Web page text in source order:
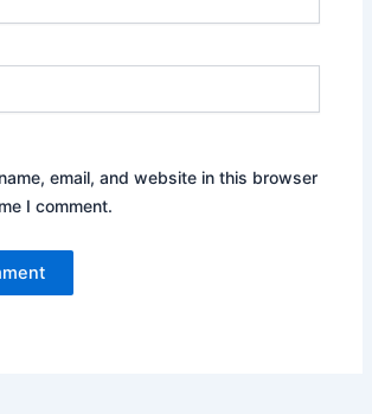
email, and website in this browser
I comment.